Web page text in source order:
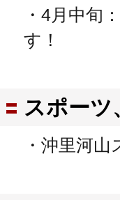
・4月中旬
す！
スポーツ
・沖里河